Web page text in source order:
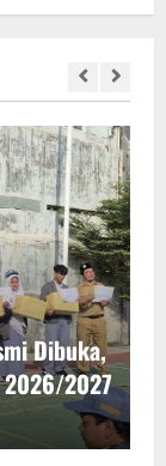
Dibuka,
2026/2027
SMK
Resmi
Tahun Ajaran